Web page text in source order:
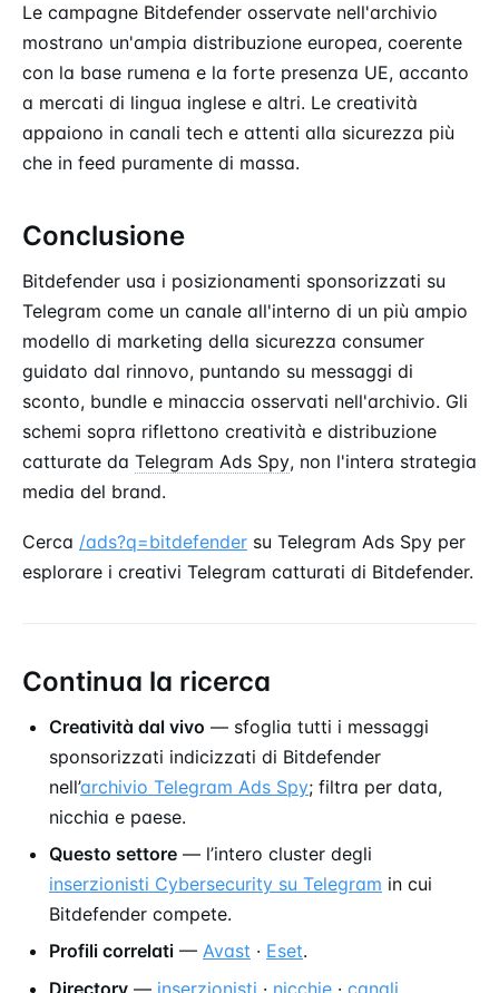
Le campagne Bitdefender osservate nell'archivio
mostrano un'ampia distribuzione europea, coerente
con la base rumena e la forte presenza UE, accanto
a mercati di lingua inglese e altri. Le creatività
appaiono in canali tech e attenti alla sicurezza più
che in feed puramente di massa.
Conclusione
Bitdefender usa i posizionamenti sponsorizzati su
Telegram come un canale all'interno di un più ampio
modello di marketing della sicurezza consumer
guidato dal rinnovo, puntando su messaggi di
sconto, bundle e minaccia osservati nell'archivio. Gli
schemi sopra riflettono creatività e distribuzione
catturate da Telegram Ads Spy, non l'intera strategia
media del brand.
Cerca /ads?q=bitdefender su Telegram Ads Spy per
esplorare i creativi Telegram catturati di Bitdefender.
Continua la ricerca
Creatività dal vivo — sfoglia tutti i messaggi
sponsorizzati indicizzati di Bitdefender
nell’archivio Telegram Ads Spy; filtra per data,
nicchia e paese.
Questo settore — l’intero cluster degli
inserzionisti Cybersecurity su Telegram in cui
Bitdefender compete.
Profili correlati — Avast · Eset.
Directory — inserzionisti · nicchie · canali